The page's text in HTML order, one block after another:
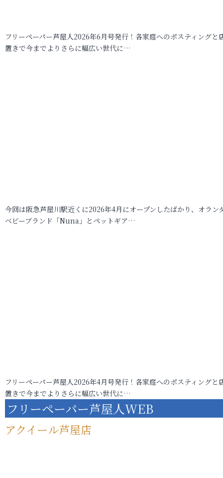
フリーペーパー芦屋人2026年6月号発行！各家庭へのポスティングと
置きで今までよりさらに幅広い世代に…
今回は阪急芦屋川駅近くに2026年4月にオープンしたばかり、オラン
ベビーブランド「Nuna」とペットギア…
フリーペーパー芦屋人2026年4月号発行！各家庭へのポスティングと
置きで今までよりさらに幅広い世代に…
フリーペーパー芦屋人WEB
アクイール芦屋店